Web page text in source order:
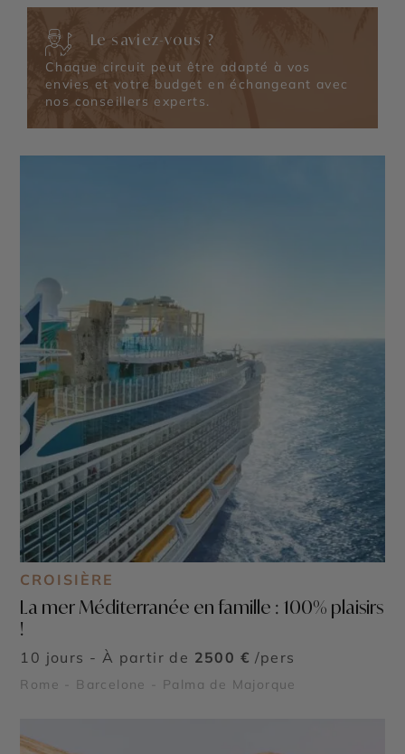
Le saviez-vous ?
Chaque circuit peut être adapté à vos
envies et votre budget en échangeant avec
nos conseillers experts.
CROISIÈRE
La mer Méditerranée en famille : 100% plaisirs
!
10 jours - À partir de 2500 € /pers
Rome - Barcelone - Palma de Majorque